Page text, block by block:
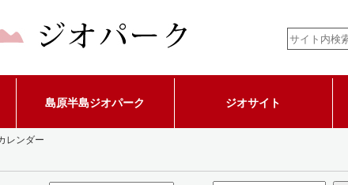
島原半島ジオパーク ジオサイト
レンダー